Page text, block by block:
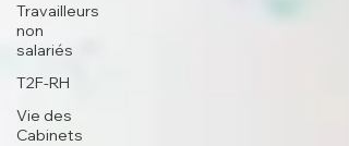
Travailleurs
non
salariés
T2F-RH
Vie des
Cabinets